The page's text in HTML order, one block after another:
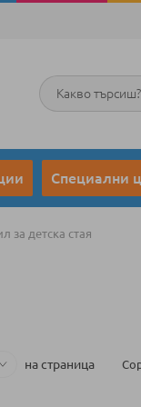
Търсене
Специални
за детска стая
на страница